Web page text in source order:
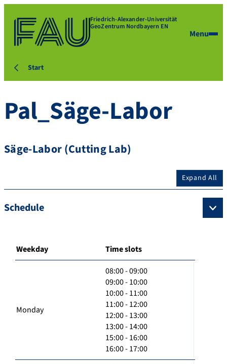
Friedrich-Alexander-Universität
GeoZentrum Nordbayern EN
Menu
Start
Pal_Säge-Labor
Säge-Labor (Cutting Lab)
Expand All
Schedule
Weekday Time slots
Monday
08:00 - 09:00
09:00 - 10:00
10:00 - 11:00
11:00 - 12:00
12:00 - 13:00
13:00 - 14:00
15:00 - 16:00
16:00 - 17:00